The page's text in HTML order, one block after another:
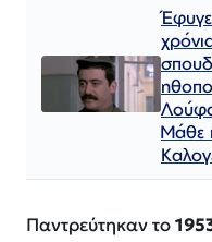
Μάθε
Παντρεύτηκαν το